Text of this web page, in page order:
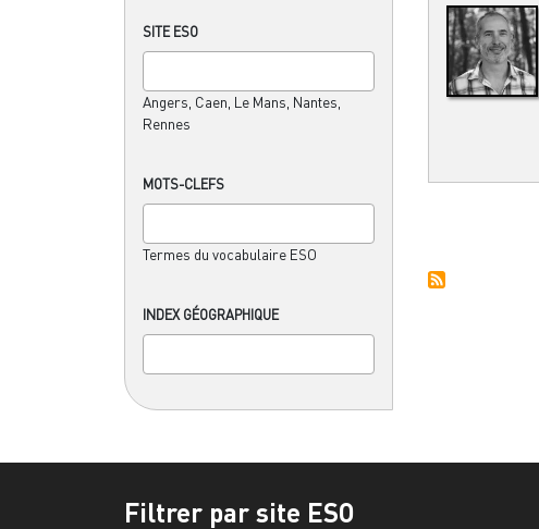
SITE ESO
Angers, Caen, Le Mans, Nantes,
Rennes
MOTS-CLEFS
Termes du vocabulaire ESO
INDEX GÉOGRAPHIQUE
Filtrer par site ESO